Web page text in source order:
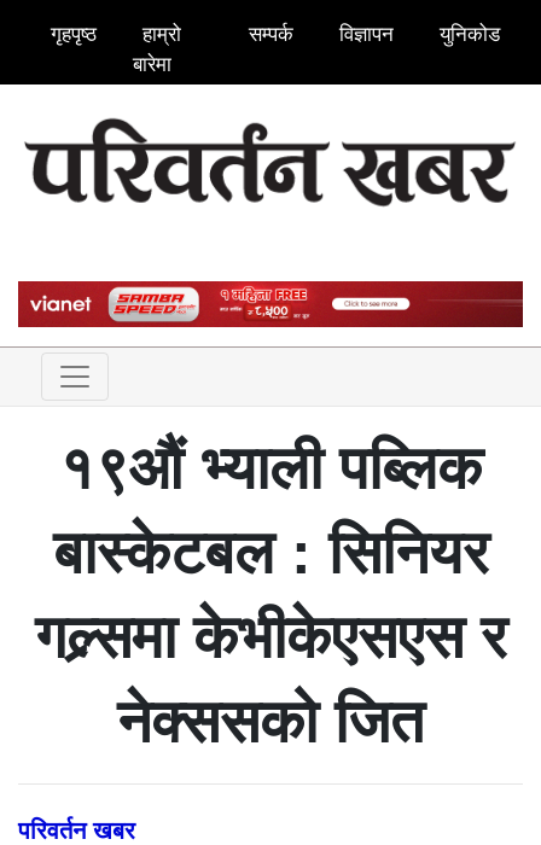
गृहपृष्ठ
हाम्रो
बारेमा
सम्पर्क विज्ञापन युनिकोड
१९औं भ्याली पब्लिक
बास्केटबल : सिनियर
गल्र्समा केभीकेएसएस र
नेक्ससको जित
परिवर्तन खबर